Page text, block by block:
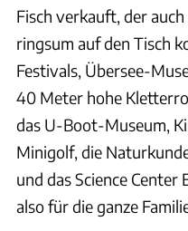
Fisch verkauft, der
ringsum auf den Tisch
Festivals, Übersee-
40 Meter hohe
das U-Boot-Museum,
Minigolf, die
und das Science
also für die ganze